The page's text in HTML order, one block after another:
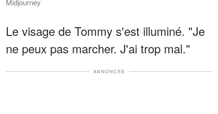
Midjourney
Le visage de Tommy s'est illuminé. "Je
ne peux pas marcher. J'ai trop mal."
ANNONCES